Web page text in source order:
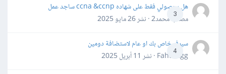
3
هل بحصولي فقط على شهاده ccna &ccnp ساجد عمل
مصعب محمد2 · نشر
26 مايو 2025
4
سيرفر خاص بك او عام لاستضافة دومين
Fahd Ggg · نشر
11 أبريل 2025